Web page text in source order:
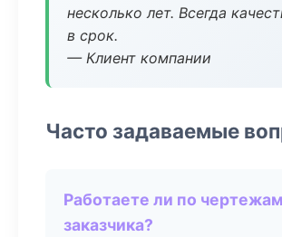
несколько лет. Всегда
в срок.
— Клиент компании
Часто задаваемые
Работаете ли по чертежам
заказчика?